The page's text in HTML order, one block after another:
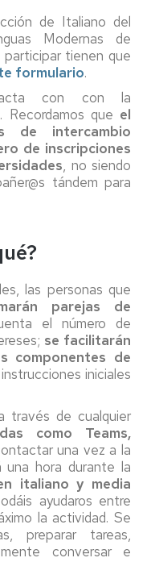
de Italiano del
Modernas de
tienen que
formulario.
con con la
. Recordamos que el
de intercambio
de inscripciones
, no siendo
tándem para
las personas que
parejas de
el número de
se facilitarán
componentes de
iniciales
través de cualquier
como Teams,
una vez a la
una hora durante la
italiano y media
ayudaros entre
la actividad. Se
preparar tareas,
conversar e